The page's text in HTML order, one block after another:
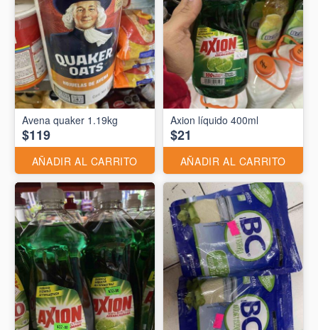
Avena quaker 1.19kg
$119
AÑADIR AL CARRITO
Axion líquido 400ml
$21
AÑADIR AL CARRITO